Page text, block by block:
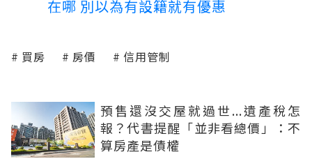
在哪 別以為有設籍就有優惠
買房 房價 信用管制
預售還沒交屋就過世...遺產稅怎
報？代書提醒「並非看總價」：不
算房產是債權